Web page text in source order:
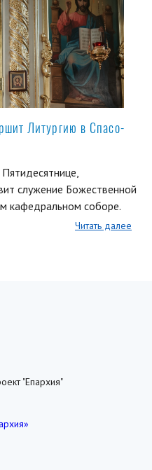
Литургию в Спасо-
служение Божественной
кафедральном соборе.
Читать далее
"Епархия"